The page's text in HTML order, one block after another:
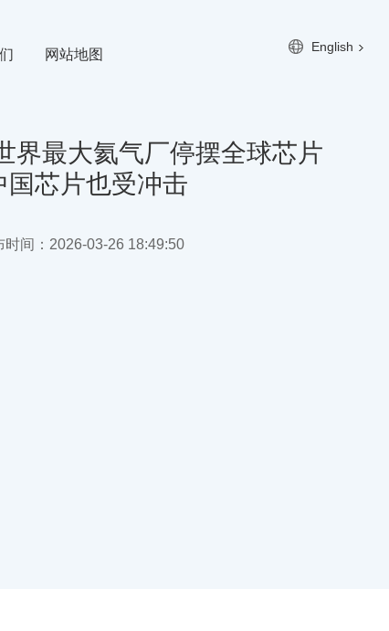
English
网站地图
界最大氦气厂停摆全球芯片
国芯片也受冲击
间：2026-03-26 18:49:50